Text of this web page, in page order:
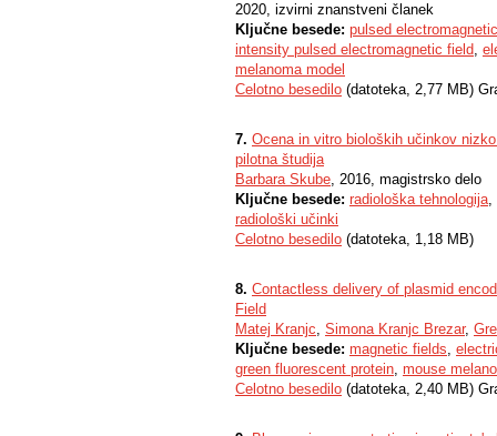
2020, izvirni znanstveni članek
Ključne besede: pulsed
intensity pulsed electromagnetic field,
melanoma model
Celotno besedilo (datoteka, 2,77 MB)
7. Ocena in vitro bioloških učinkov
pilotna študija
Barbara Skube, 2016, magistrsko delo
Ključne besede: radiološka tehnologija,
radiološki učinki
Celotno besedilo (datoteka, 1,18 MB)
8. Contactless delivery of plasmid
Field
Matej Kranjc, Simona Kranjc Brezar,
Ključne besede: magnetic fields,
green fluorescent protein, mouse
Celotno besedilo (datoteka, 2,40 MB)